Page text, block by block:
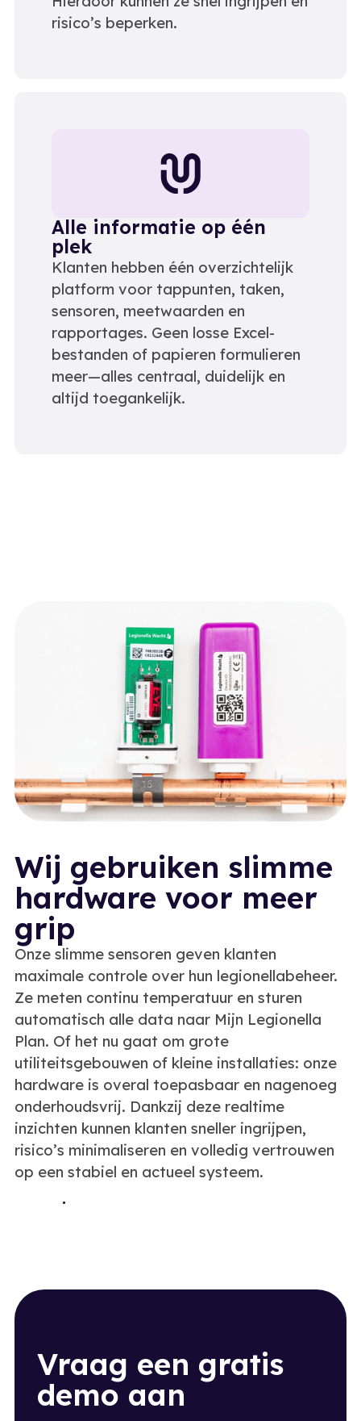
risico’s beperken.
Alle informatie op één
plek
Klanten hebben één overzichtelijk
platform voor tappunten, taken,
sensoren, meetwaarden en
rapportages. Geen losse Excel-
bestanden of papieren formulieren
meer—alles centraal, duidelijk en
altijd toegankelijk.
Wij gebruiken slimme
hardware voor meer
grip
Onze slimme sensoren geven klanten
maximale controle over hun legionellabeheer.
Ze meten continu temperatuur en sturen
automatisch alle data naar Mijn Legionella
Plan. Of het nu gaat om grote
utiliteitsgebouwen of kleine installaties: onze
hardware is overal toepasbaar en nagenoeg
onderhoudsvrij. Dankzij deze realtime
inzichten kunnen klanten sneller ingrijpen,
risico’s minimaliseren en volledig vertrouwen
op een stabiel en actueel systeem.
Vraag een gratis
demo aan